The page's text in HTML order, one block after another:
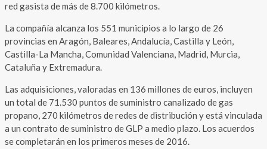
red gasista de más de 8.700 kilómetros.
La compañía alcanza los 551 municipios a lo largo de 26
provincias en Aragón, Baleares, Andalucía, Castilla y León,
Castilla-La Mancha, Comunidad Valenciana, Madrid, Murcia,
Cataluña y Extremadura.
Las adquisiciones, valoradas en 136 millones de euros, incluyen
un total de 71.530 puntos de suministro canalizado de gas
propano, 270 kilómetros de redes de distribución y está vinculada
a un contrato de suministro de GLP a medio plazo. Los acuerdos
se completarán en los primeros meses de 2016.